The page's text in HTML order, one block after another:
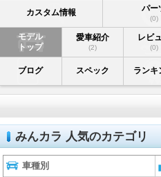
カスタム情報 パー
(0)
モデル
トップ
愛車紹介
(2)
レビ
(0)
ブログ スペック ランキ
みんカラ 人気のカテゴリ
車種別